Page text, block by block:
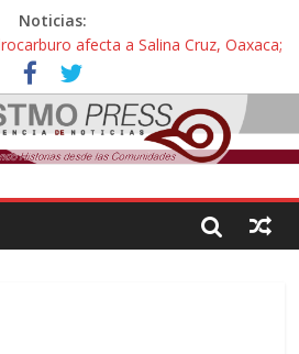
Noticias:
afecta a Salina Cruz, Oaxaca;
del Marqués denuncian daños de
por la Universidad Bienestar de
aulas tras amparo
Leyva se reúnen con titular de
Oaxaca de nuevo despojo de su